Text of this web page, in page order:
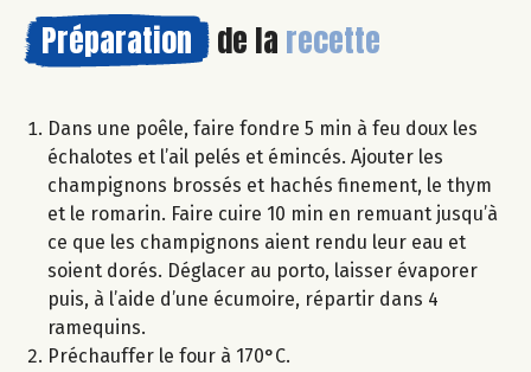
Préparation de la recette
Dans une poêle, faire fondre 5 min à feu doux les
échalotes et l’ail pelés et émincés. Ajouter les
champignons brossés et hachés finement, le thym
et le romarin. Faire cuire 10 min en remuant jusqu’à
ce que les champignons aient rendu leur eau et
soient dorés. Déglacer au porto, laisser évaporer
puis, à l’aide d’une écumoire, répartir dans 4
ramequins.
Préchauffer le four à 170°C.